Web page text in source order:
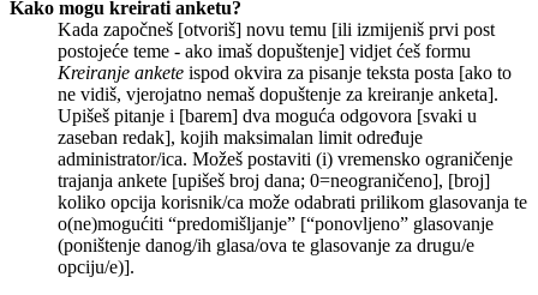
Kako mogu kreirati anketu?
Kada započneš [otvoriš] novu temu [ili izmijeniš prvi post
postojeće teme - ako imaš dopuštenje] vidjet ćeš formu
Kreiranje ankete ispod okvira za pisanje teksta posta [ako to
ne vidiš, vjerojatno nemaš dopuštenje za kreiranje anketa].
Upišeš pitanje i [barem] dva moguća odgovora [svaki u
zaseban redak], kojih maksimalan limit određuje
administrator/ica. Možeš postaviti (i) vremensko ograničenje
trajanja ankete [upišeš broj dana; 0=neograničeno], [broj]
koliko opcija korisnik/ca može odabrati prilikom glasovanja te
o(ne)mogućiti “predomišljanje” [“ponovljeno” glasovanje
(poništenje danog/ih glasa/ova te glasovanje za drugu/e
opciju/e)].